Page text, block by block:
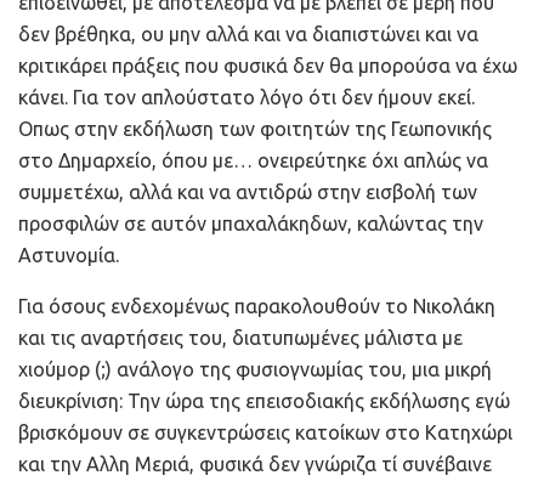
δεν βρέθηκα, ου μην αλλά και να διαπιστώνει και να
κριτικάρει πράξεις που φυσικά δεν θα μπορούσα να έχω
κάνει. Για τον απλούστατο λόγο ότι δεν ήμουν εκεί.
Οπως στην εκδήλωση των φοιτητών της Γεωπονικής
στο Δημαρχείο, όπου με… ονειρεύτηκε όχι απλώς να
συμμετέχω, αλλά και να αντιδρώ στην εισβολή των
προσφιλών σε αυτόν μπαχαλάκηδων, καλώντας την
Αστυνομία.
Για όσους ενδεχομένως παρακολουθούν το Νικολάκη
και τις αναρτήσεις του, διατυπωμένες μάλιστα με
χιούμορ (;) ανάλογο της φυσιογνωμίας του, μια μικρή
διευκρίνιση: Την ώρα της επεισοδιακής εκδήλωσης εγώ
βρισκόμουν σε συγκεντρώσεις κατοίκων στο Κατηχώρι
και την Αλλη Μεριά, φυσικά δεν γνώριζα τί συνέβαινε